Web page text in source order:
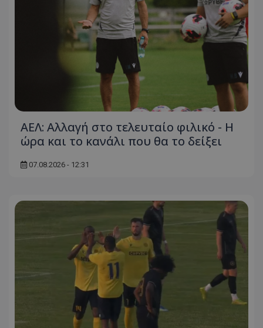
ΑΕΛ: Αλλαγή στο τελευταίο φιλικό - Η
ώρα και το κανάλι που θα το δείξει
07.08.2026 - 12:31